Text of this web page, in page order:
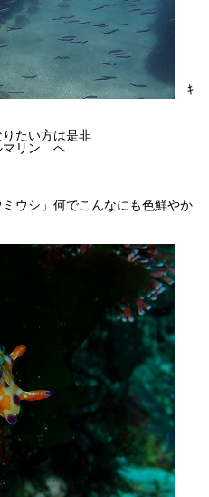
ｷ
たい方は是非
マリン へ
ウシ」何でこんなにも色鮮やか